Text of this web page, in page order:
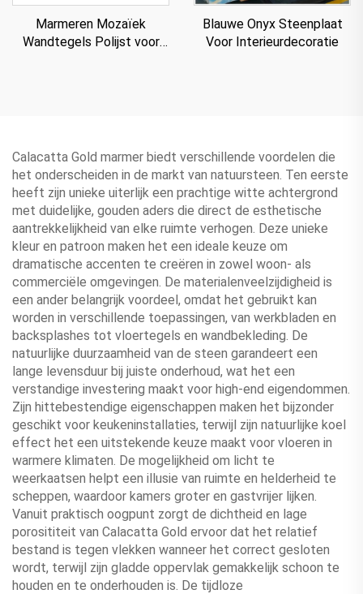
Marmeren Mozaïek
Wandtegels Polijst voor
Blauwe Onyx Steenplaat
Voor Interieurdecoratie
Calacatta Gold marmer biedt verschillende voordelen die
het onderscheiden in de markt van natuursteen. Ten eerste
heeft zijn unieke uiterlijk een prachtige witte achtergrond
met duidelijke, gouden aders die direct de esthetische
aantrekkelijkheid van elke ruimte verhogen. Deze unieke
kleur en patroon maken het een ideale keuze om
dramatische accenten te creëren in zowel woon- als
commerciële omgevingen. De materialenveelzijdigheid is
een ander belangrijk voordeel, omdat het gebruikt kan
worden in verschillende toepassingen, van werkbladen en
backsplashes tot vloertegels en wandbekleding. De
natuurlijke duurzaamheid van de steen garandeert een
lange levensduur bij juiste onderhoud, wat het een
verstandige investering maakt voor high-end eigendommen.
Zijn hittebestendige eigenschappen maken het bijzonder
geschikt voor keukeninstallaties, terwijl zijn natuurlijke koel
effect het een uitstekende keuze maakt voor vloeren in
warmere klimaten. De mogelijkheid om licht te
weerkaatsen helpt een illusie van ruimte en helderheid te
scheppen, waardoor kamers groter en gastvrijer lijken.
Vanuit praktisch oogpunt zorgt de dichtheid en lage
porosititeit van Calacatta Gold ervoor dat het relatief
bestand is tegen vlekken wanneer het correct gesloten
wordt, terwijl zijn gladde oppervlak gemakkelijk schoon te
houden en te onderhouden is. De tijdloze